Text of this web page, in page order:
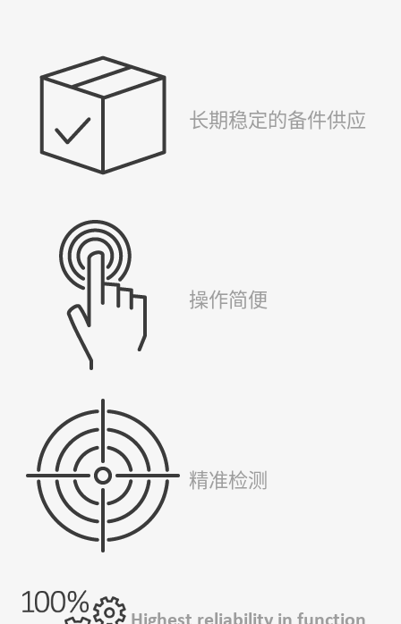
长期稳定的备件供应
操作简便
精准检测
Highest reliability in function